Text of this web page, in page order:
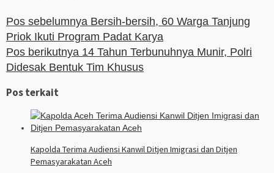
Pos sebelumnya Bersih-bersih, 60 Warga Tanjung
Priok Ikuti Program Padat Karya
Pos berikutnya 14 Tahun Terbunuhnya Munir, Polri
Didesak Bentuk Tim Khusus
Pos terkait
Kapolda Terima Audiensi Kanwil Ditjen Imigrasi dan Ditjen
Pemasyarakatan Aceh